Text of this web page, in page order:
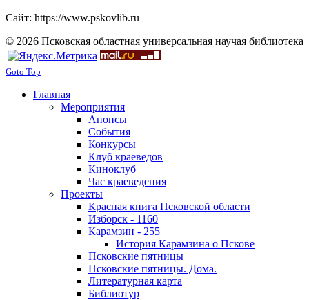
Сайт: https://www.pskovlib.ru
© 2026 Псковская областная универсальная научая библиотека
Goto Top
Главная
Мероприятия
Анонсы
События
Конкурсы
Клуб краеведов
Киноклуб
Час краеведения
Проекты
Красная книга Псковской области
Изборск - 1160
Карамзин - 255
История Карамзина о Пскове
Псковские пятницы
Псковские пятницы. Дома.
Литературная карта
Библиотур